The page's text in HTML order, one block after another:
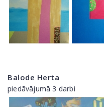
Balode Herta
piedāvājumā 3 darbi